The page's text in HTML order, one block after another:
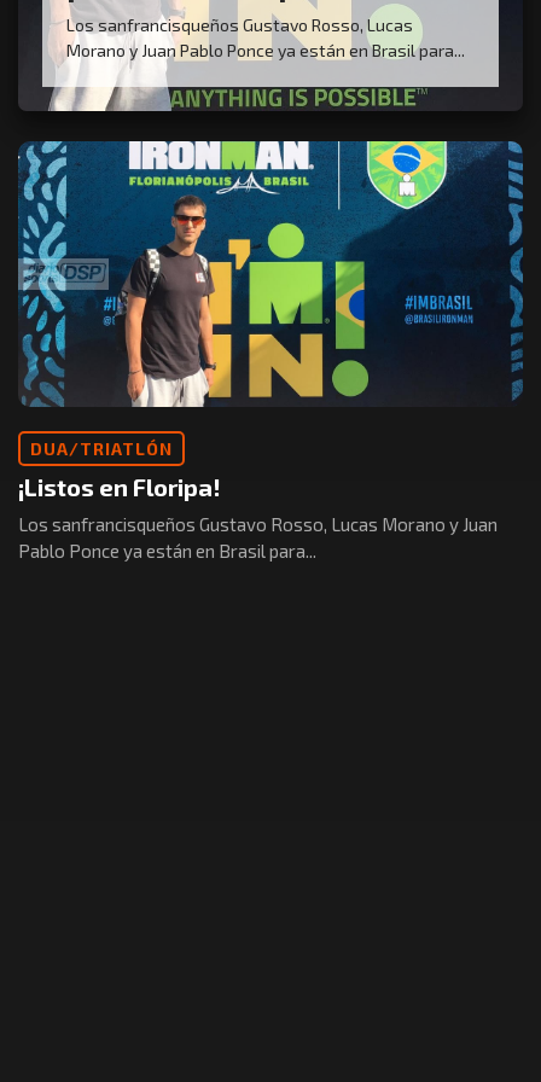
Los sanfrancisqueños Gustavo Rosso, Lucas
Morano y Juan Pablo Ponce ya están en Brasil para...
DUA/TRIATLÓN
¡Listos en Floripa!
Los sanfrancisqueños Gustavo Rosso, Lucas Morano y Juan
Pablo Ponce ya están en Brasil para...